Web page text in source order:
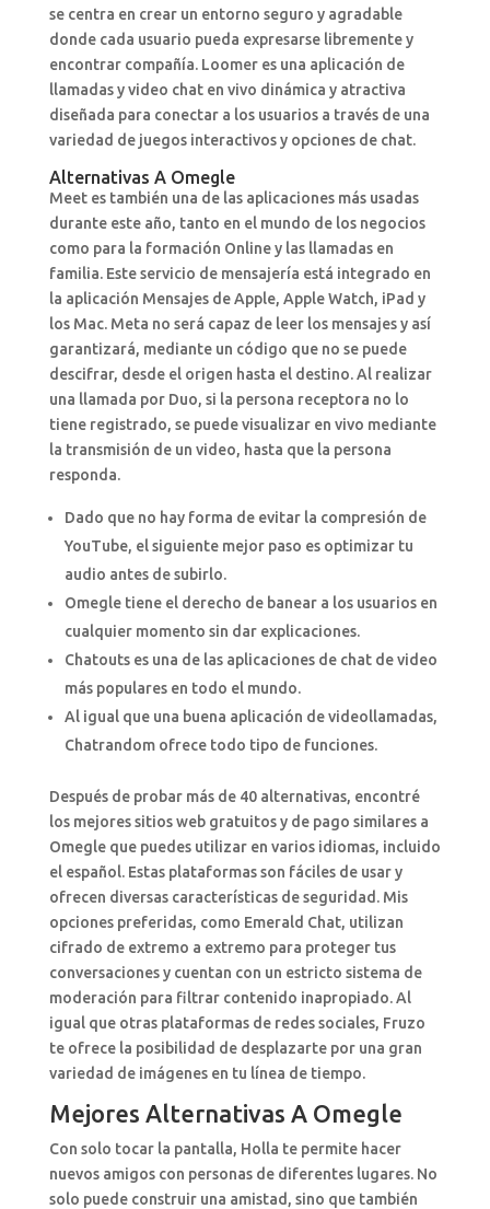
se centra en crear un entorno seguro y agradable
donde cada usuario pueda expresarse libremente y
encontrar compañía. Loomer es una aplicación de
llamadas y video chat en vivo dinámica y atractiva
diseñada para conectar a los usuarios a través de una
variedad de juegos interactivos y opciones de chat.
Alternativas A Omegle
Meet es también una de las aplicaciones más usadas
durante este año, tanto en el mundo de los negocios
como para la formación Online y las llamadas en
familia. Este servicio de mensajería está integrado en
la aplicación Mensajes de Apple, Apple Watch, iPad y
los Mac. Meta no será capaz de leer los mensajes y así
garantizará, mediante un código que no se puede
descifrar, desde el origen hasta el destino. Al realizar
una llamada por Duo, si la persona receptora no lo
tiene registrado, se puede visualizar en vivo mediante
la transmisión de un video, hasta que la persona
responda.
Dado que no hay forma de evitar la compresión de
YouTube, el siguiente mejor paso es optimizar tu
audio antes de subirlo.
Omegle tiene el derecho de banear a los usuarios en
cualquier momento sin dar explicaciones.
Chatouts es una de las aplicaciones de chat de video
más populares en todo el mundo.
Al igual que una buena aplicación de videollamadas,
Chatrandom ofrece todo tipo de funciones.
Después de probar más de 40 alternativas, encontré
los mejores sitios web gratuitos y de pago similares a
Omegle que puedes utilizar en varios idiomas, incluido
el español. Estas plataformas son fáciles de usar y
ofrecen diversas características de seguridad. Mis
opciones preferidas, como Emerald Chat, utilizan
cifrado de extremo a extremo para proteger tus
conversaciones y cuentan con un estricto sistema de
moderación para filtrar contenido inapropiado. Al
igual que otras plataformas de redes sociales, Fruzo
te ofrece la posibilidad de desplazarte por una gran
variedad de imágenes en tu línea de tiempo.
Mejores Alternativas A Omegle
Con solo tocar la pantalla, Holla te permite hacer
nuevos amigos con personas de diferentes lugares. No
solo puede construir una amistad, sino que también